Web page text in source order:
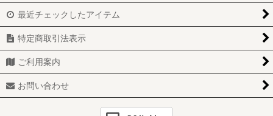
最近チェックしたアイテム
特定商取引法表示
ご利用案内
お問い合わせ